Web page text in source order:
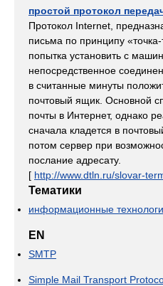
простой протокол
Протокол Internet,
письма по принципу «точка-
попытка установить с
непосредственное
в считанные минуты
почтовый ящик. Основной
почты в Интернет, однако
сначала кладется в
потом сервер при
послание адресату.
[ http://www.dtln.ru/slovar-
Тематики
информационные
EN
SMTP
Simple Mail Transport